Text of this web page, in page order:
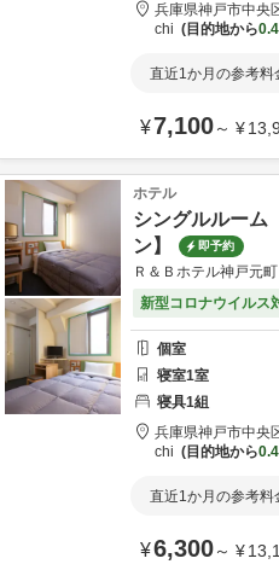
兵庫県神戸市中央
chi
目的地から
直近1か月の参考料
¥7,100～ ¥
ホテル
シングルルー
ン】
即予約
Ｒ＆Ｂホテル神戸元町
新型コロナウイルス
個室
寝室1室
寝具1組
兵庫県神戸市中央
chi
目的地から
直近1か月の参考料
¥6,300～ ¥